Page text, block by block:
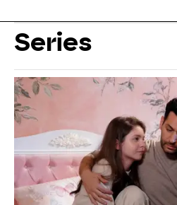
Series